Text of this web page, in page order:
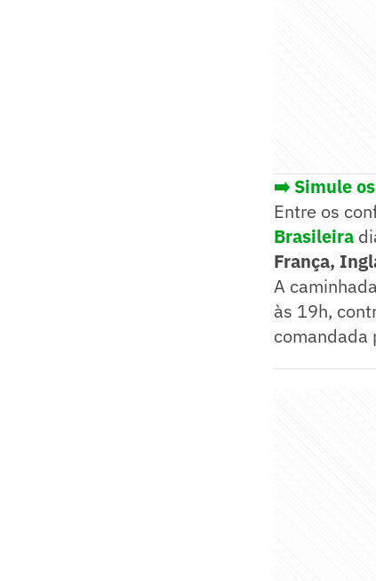
➡️ Simule
Entre os
Brasileira
França,
A
às 19h,
comandada